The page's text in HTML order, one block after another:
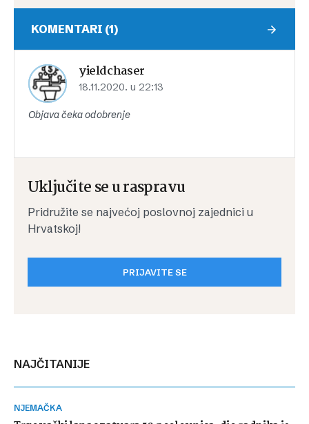
KOMENTARI (1)
yieldchaser
18.11.2020. u 22:13
Objava čeka odobrenje
Uključite se u raspravu
Pridružite se najvećoj poslovnoj zajednici u
Hrvatskoj!
PRIJAVITE SE
NAJČITANIJE
NJEMAČKA